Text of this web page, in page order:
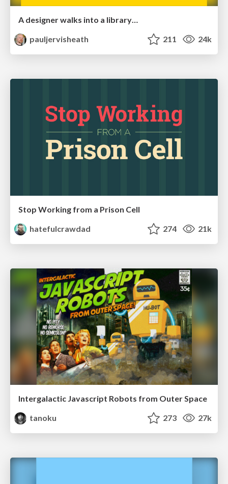
A designer walks into a library…
pauljervisheath
211 24k
Stop Working from a Prison Cell
hatefulcrawdad
274 21k
Intergalactic Javascript Robots from Outer Space
tanoku
273 27k